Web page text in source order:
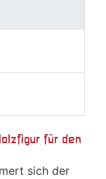
für den
sich der